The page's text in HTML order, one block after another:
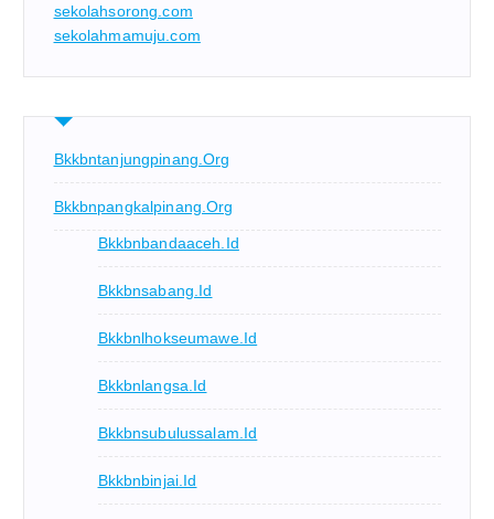
sekolahsorong.com
sekolahmamuju.com
Bkkbntanjungpinang.org
Bkkbnpangkalpinang.org
Bkkbnbandaaceh.id
Bkkbnsabang.id
Bkkbnlhokseumawe.id
Bkkbnlangsa.id
Bkkbnsubulussalam.id
Bkkbnbinjai.id